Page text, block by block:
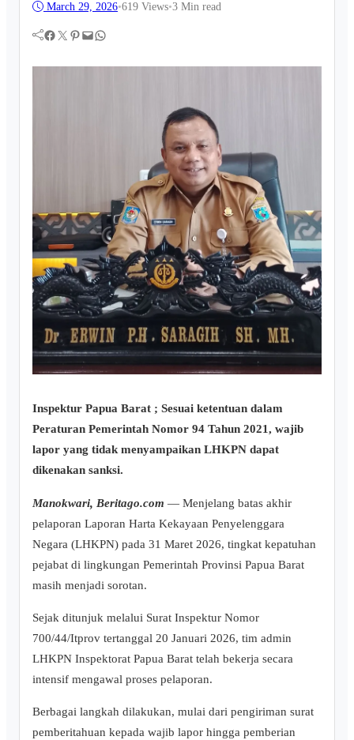
March 29, 2026•619 Views•3 Min read
Facebook Twitter Pinterest Mail WhatsApp
Inspektur Papua Barat ; Sesuai ketentuan dalam
Peraturan Pemerintah Nomor 94 Tahun 2021, wajib
lapor yang tidak menyampaikan LHKPN dapat
dikenakan sanksi.
Manokwari, Beritago.com — Menjelang batas akhir
pelaporan Laporan Harta Kekayaan Penyelenggara
Negara (LHKPN) pada 31 Maret 2026, tingkat kepatuhan
pejabat di lingkungan Pemerintah Provinsi Papua Barat
masih menjadi sorotan.
Sejak ditunjuk melalui Surat Inspektur Nomor
700/44/Itprov tertanggal 20 Januari 2026, tim admin
LHKPN Inspektorat Papua Barat telah bekerja secara
intensif mengawal proses pelaporan.
Berbagai langkah dilakukan, mulai dari pengiriman surat
pemberitahuan kepada wajib lapor hingga pemberian